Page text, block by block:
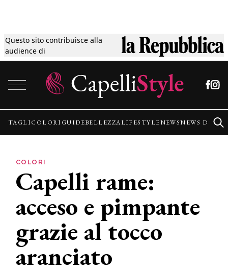
Questo sito contribuisce alla
audience di
Tagli
Colori
Guide
Lifestyle
News
News
TAGLICOLORI GUIDEBELLEZZALIFESTYLENEWSNEWS
COLORI
Capelli rame:
acceso e pimpante
grazie al tocco
aranciato